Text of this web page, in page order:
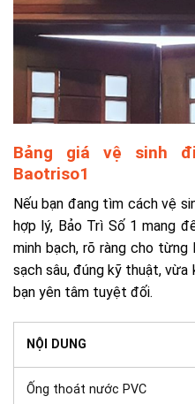
Bảng giá vệ sinh
Baotriso1
Nếu bạn đang tìm cách vệ
hợp lý, Bảo Trì Số 1 mang
minh bạch, rõ ràng cho từng
sạch sâu, đúng kỹ thuật, vừa
bạn yên tâm tuyệt đối.
NỘI DUNG
Ống thoát nước PVC